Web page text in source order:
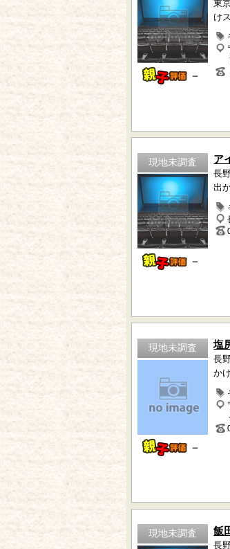
－
東
け
現地未調査
－
ア
長
出
現地未調査
－
塩
長
か
現地未調査 飯
長